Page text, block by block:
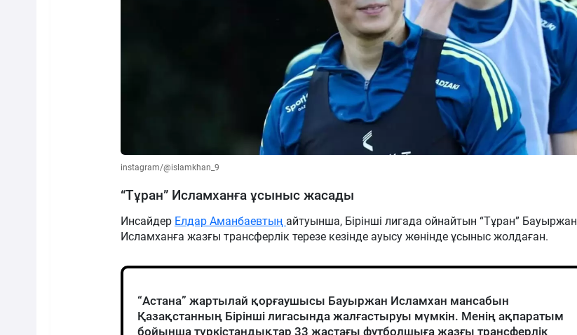
instagram/@islamkhan_9
“Тұран” Исламханға ұсыныс жасады
Инсайдер Елдар Аманбаевтың айтуынша, Бірінші лигада ойнайтын “Тұран” Бауыржан
Исламханға жазғы трансферлік терезе кезінде ауысу жөнінде ұсыныс жолдаған.
“Астана” жартылай қорғаушысы Бауыржан Исламхан мансабын
Қазақстанның Бірінші лигасында жалғастыруы мүмкін. Менің ақпаратым
бойынша түркістандықтар 33 жастағы футболшыға жазғы трансферлік